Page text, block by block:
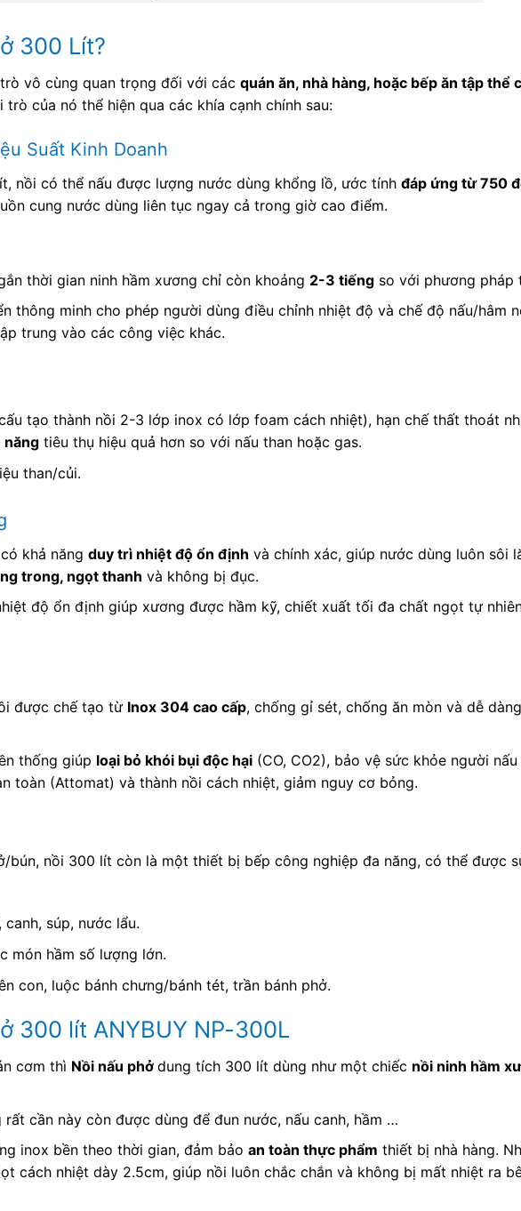
300 Lít?
vô cùng quan trọng đối với các quán ăn, nhà hàng, hoặc bếp ăn tập thể
của nó thể hiện qua các khía cạnh chính sau:
Suất Kinh Doanh
nồi có thể nấu được lượng nước dùng khổng lồ, ước tính đáp ứng từ 750
cung nước dùng liên tục ngay cả trong giờ cao điểm.
thời gian ninh hầm xương chỉ còn khoảng 2-3 tiếngso với phương pháp
thông minh cho phép người dùng điều chỉnh nhiệt độ và chế độ nấu/hâm
trung vào các công việc khác.
tạo thành nồi 2-3 lớp inox có lớp foam cách nhiệt), hạn chế thất thoát
tiêu thụ hiệu quả hơn so với nấu than hoặc gas.
than/củi.
khả năng duy trì nhiệt độ ổn định và chính xác, giúp nước dùng luôn sôi
trong, ngọt thanh và không bị đục.
độ ổn định giúp xương được hầm kỹ, chiết xuất tối đa chất ngọt tự
được chế tạo từ Inox 304 cao cấp, chống gỉ sét, chống ăn mòn và dễ
thống giúp loại bỏ khói bụi độc hại(CO, CO2), bảo vệ sức khỏe người
toàn (Attomat) và thành nồi cách nhiệt, giảm nguy cơ bỏng.
bún, nồi 300 lít còn là một thiết bị bếp công nghiệp đa năng, có thể được
canh, súp, nước lẩu.
món hầm số lượng lớn.
con, luộc bánh chưng/bánh tét, trần bánh phở.
300 lít ANYBUY NP-300L
cơm thì Nồi nấu phở dung tích 300 lít dùng như một chiếc nồi ninh hầm
cần này còn được dùng để đun nước, nấu canh, hầm …
inox bền theo thời gian, đảm bảo an toàn thực phẩm thiết bị nhà hàng.
cách nhiệt dày 2.5cm, giúp nồi luôn chắc chắn và không bị mất nhiệt ra